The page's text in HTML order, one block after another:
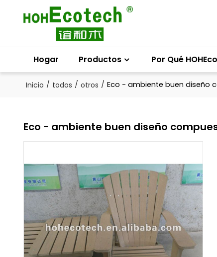
Hogar Productos Por Qué
Inicio / todos / otros / Eco - ambiente buen diseño
Eco - ambiente buen diseño